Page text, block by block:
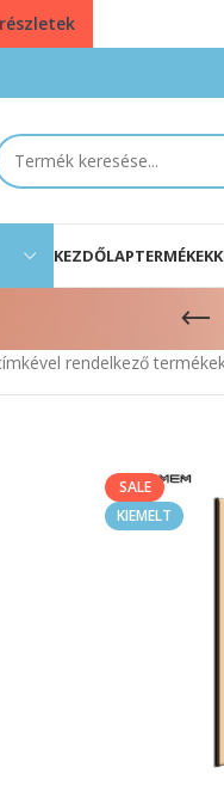
KEZDŐLAPTERMÉKEK
rendelkező
SALE
KIEMELT
részletek